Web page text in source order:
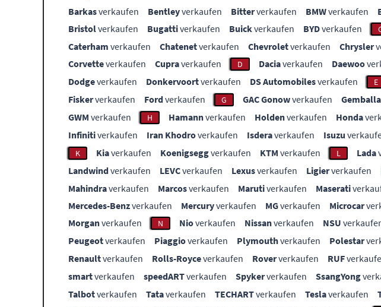
Barkasverkaufen Bentleyverkaufen Bitterverkaufen BMWverkaufen
Bristolverkaufen Bugattiverkaufen Buickverkaufen BYDverkaufen
Caterham verkaufen Chatenetverkaufen Chevroletverkaufen Chrysler
Corvetteverkaufen Cupraverkaufen D Daciaverkaufen Daewoo
Dodgeverkaufen Donkervoortverkaufen DS Automobilesverkaufen E
Fiskerverkaufen Fordverkaufen G GAC Gonowverkaufen Gemballa
GWM verkaufen H Hamannverkaufen Holdenverkaufen Honda
Infinitiverkaufen Iran Khodroverkaufen Isderaverkaufen Isuzu
K Kiaverkaufen Koenigseggverkaufen KTM verkaufen L Lada
Landwindverkaufen LEVCverkaufen Lexusverkaufen Ligierverkaufen
Mahindraverkaufen Marcosverkaufen Marutiverkaufen Maserati
Mercedes-Benzverkaufen Mercuryverkaufen MGverkaufen Microcar
Morganverkaufen N Nioverkaufen Nissanverkaufen NSU
Peugeotverkaufen Piaggioverkaufen Plymouthverkaufen Polestar
Renaultverkaufen Rolls-Royceverkaufen Roververkaufen RUF
smartverkaufen speedARTverkaufen Spykerverkaufen SsangYong
Talbotverkaufen Tataverkaufen TECHARTverkaufen Teslaverkaufen